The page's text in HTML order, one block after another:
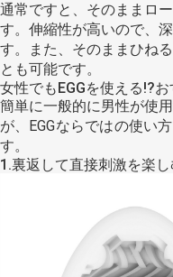
通常ですと、そのままロ
す。伸縮性が高いので、
す。また、そのままひね
とも可能です。
女性でもEGGを使える!?
簡単に一般的に男性が使
が、EGGならではの使い
す。
1.裏返して直接刺激を楽し